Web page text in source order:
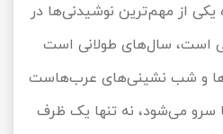
یکی از مهم‌ترین نوشیدنی‌ها در
است، سال‌های طولانی است
و شب نشینی‌های عرب‌هاست
سرو می‌شود، نه تنها یک ظرف